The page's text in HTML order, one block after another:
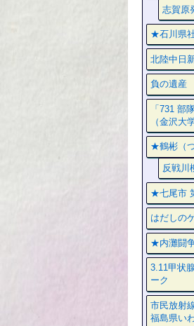
志賀原
★石川県
北陸中日
負の遺産
「731 部
（金沢大
★鶴彬（
反戦川
★七尾市
はだしの
★内灘闘
3.11甲状
ーク
市民放射
福島県い